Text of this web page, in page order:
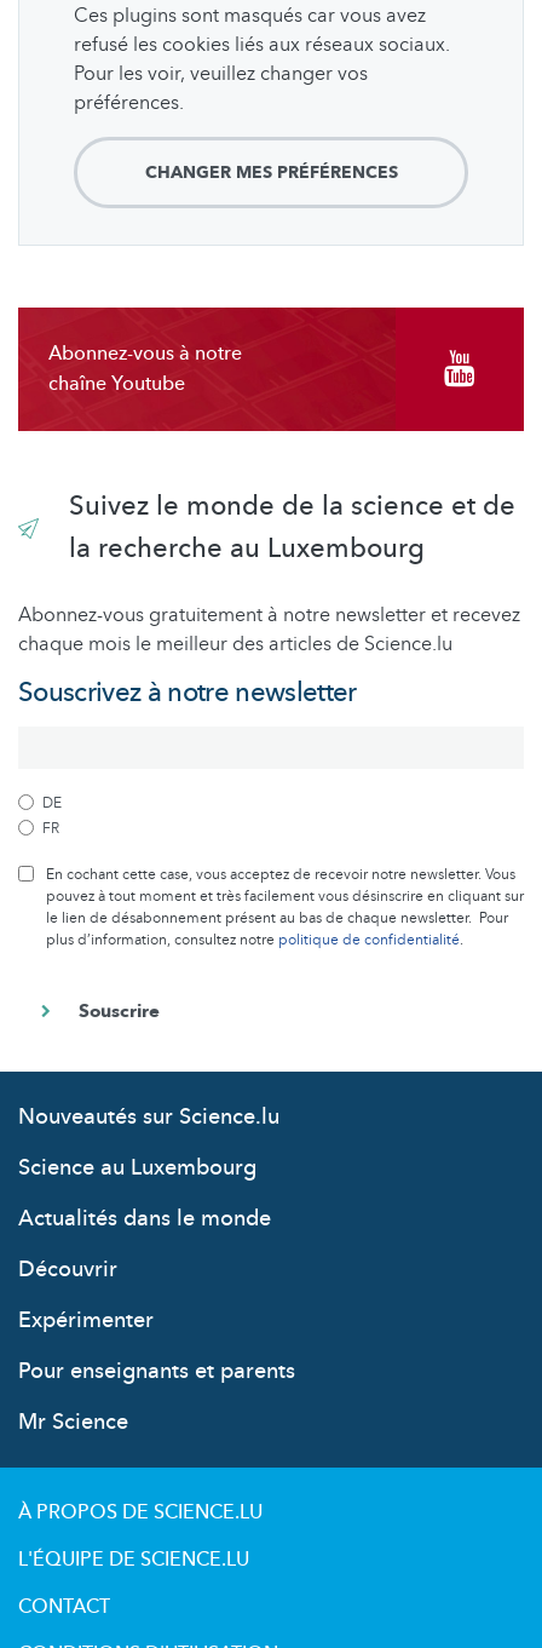
Ces plugins sont masqués car vous avez
refusé les cookies liés aux réseaux sociaux.
Pour les voir, veuillez changer vos
préférences.
CHANGER MES PRÉFÉRENCES
Abonnez-vous à notre
chaîne Youtube
Suivez le monde de la science et de
la recherche au Luxembourg
Abonnez-vous gratuitement à notre newsletter et recevez
chaque mois le meilleur des articles de Science.lu
Souscrivez à notre newsletter
DE
FR
En cochant cette case, vous acceptez de recevoir notre newsletter. Vous
pouvez à tout moment et très facilement vous désinscrire en cliquant sur
le lien de désabonnement présent au bas de chaque newsletter. Pour
plus d’information, consultez notre politique de confidentialité.
Nouveautés sur Science.lu
Science au Luxembourg
Actualités dans le monde
Découvrir
Expérimenter
Pour enseignants et parents
Mr Science
À PROPOS DE SCIENCE.LU
L'ÉQUIPE DE SCIENCE.LU
CONTACT